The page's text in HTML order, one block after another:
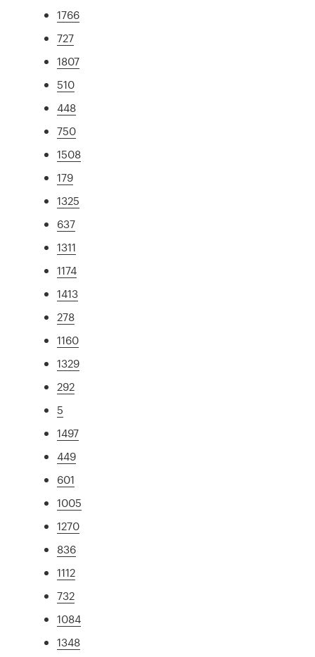
1766
727
1807
510
448
750
1508
179
1325
637
1311
1174
1413
278
1160
1329
292
5
1497
449
601
1005
1270
836
1112
732
1084
1348